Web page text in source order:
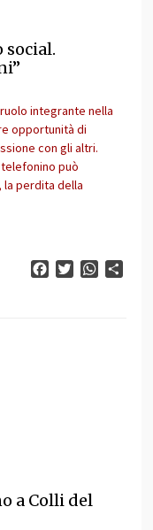
social.
integrante nella
opportunità di
con gli altri.
può
perdita della
FacebookTwitter
a Colli del